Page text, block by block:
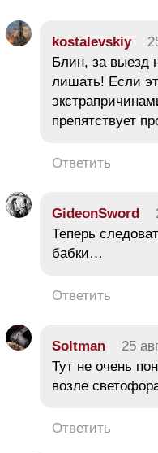
kostalevskiy
Блин, за выезд
лишать! Если
препятствует
Ответить
GideonSword
Теперь
бабки…
Ответить
Soltman 25
Тут не очень
возле
Ответить